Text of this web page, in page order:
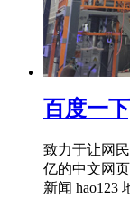
百度一
致力于让网
亿的中文网
新闻 hao123